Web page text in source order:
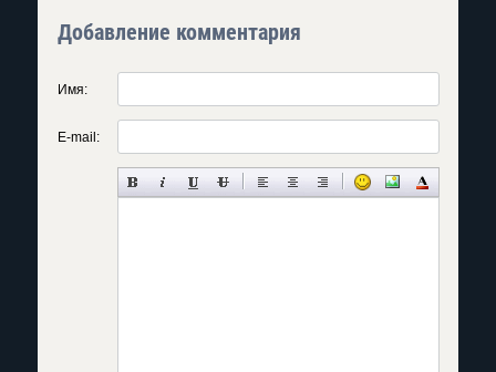
Добавление комментария
Имя:
E-mail: